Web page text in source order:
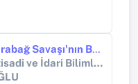
İkinci Dağlık Karabağ Savaşı'nın Bölgesel Jeopolitik Sonuçları
Uluslararası İktisadi ve İdari Bilimler Kongresi: Krizler, Belirsizlikler ve Arayışlar